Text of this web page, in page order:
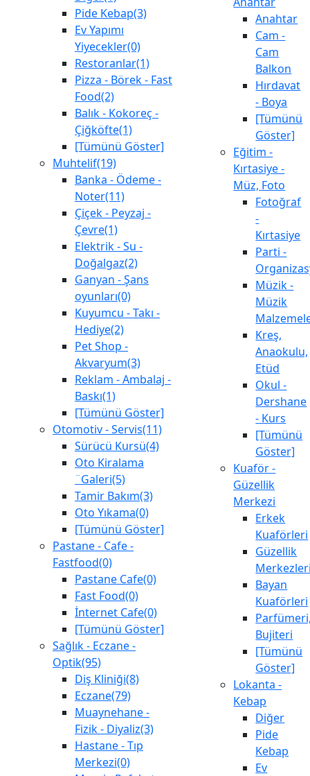
Pide Kebap(3)
Ev Yapımı
Yiyecekler(0)
Restoranlar(1)
Pizza - Börek - Fast
Food(2)
Balık - Kokoreç -
Çiğköfte(1)
[Tümünü Göster]
Muhtelif(19)
Banka - Ödeme -
Noter(11)
Çiçek - Peyzaj -
Çevre(1)
Elektrik - Su -
Doğalgaz(2)
Ganyan - Şans
oyunları(0)
Kuyumcu - Takı -
Hediye(2)
Pet Shop -
Akvaryum(3)
Reklam - Ambalaj -
Baskı(1)
[Tümünü Göster]
Otomotiv - Servis(11)
Sürücü Kursü(4)
Oto Kiralama
¨Galeri(5)
Tamir Bakım(3)
Oto Yıkama(0)
[Tümünü Göster]
Pastane - Cafe -
Fastfood(0)
Pastane Cafe(0)
Fast Food(0)
İnternet Cafe(0)
[Tümünü Göster]
Sağlık - Eczane -
Optik(95)
Diş Kliniği(8)
Eczane(79)
Muaynehane -
Fizik - Diyaliz(3)
Hastane - Tıp
Merkezi(0)
Anahtar
Cam -
Cam
Balkon
Hırdavat
- Boya
[Tümünü
Göster]
Eğitim -
Kırtasiye -
Müz, Foto
Fotoğraf
-
Kırtasiye
Parti -
Müzik -
Müzik
Kreş,
Anaokulu,
Etüd
Okul -
Dershane
- Kurs
[Tümünü
Göster]
Kuaför -
Güzellik
Merkezi
Erkek
Kuaförleri
Güzellik
Bayan
Kuaförleri
Bujiteri
[Tümünü
Göster]
Lokanta -
Kebap
Diğer
Pide
Kebap
Ev